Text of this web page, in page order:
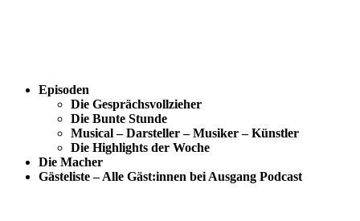
Episoden
Die Gesprächsvollzieher
Die Bunte Stunde
Musical – Darsteller – Musiker – Künstler
Die Highlights der Woche
Die Macher
Gästeliste – Alle Gäst:innen bei Ausgang Podcast